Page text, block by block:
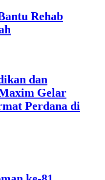
Rehab
dan
Gelar
Perdana di